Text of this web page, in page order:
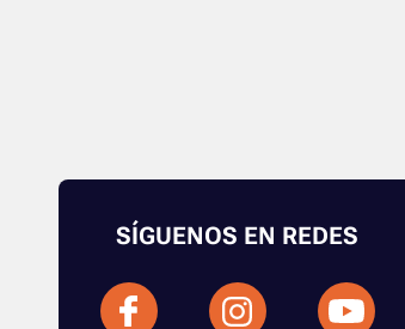
SÍGUENOS EN REDES